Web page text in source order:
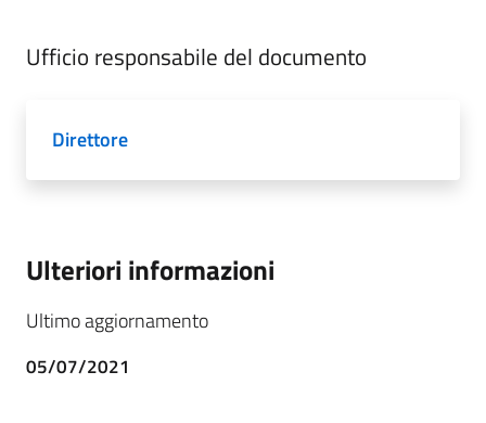
Ufficio responsabile del documento
Direttore
Ulteriori informazioni
Ultimo aggiornamento
05/07/2021